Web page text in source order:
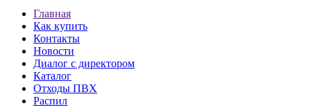
Главная
Как купить
Контакты
Новости
Диалог с директором
Каталог
Отходы ПВХ
Распил